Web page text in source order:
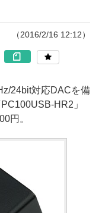
（2016/2/16 12:12）
24bit対応DACを備
HR2」
円。